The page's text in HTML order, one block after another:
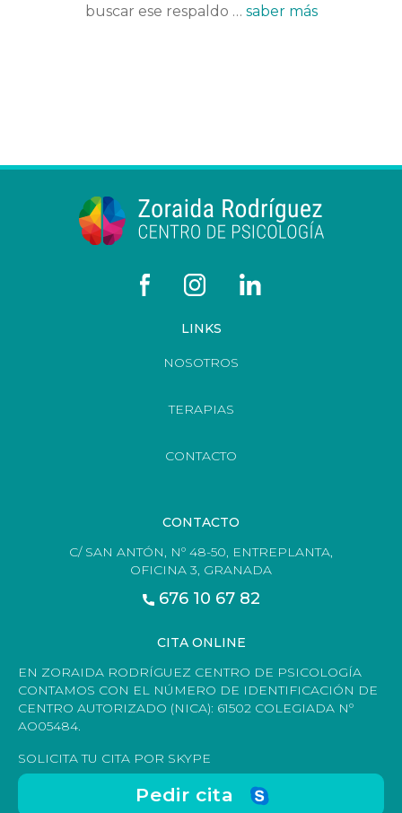
buscar ese respaldo … saber más
LINKS
NOSOTROS
TERAPIAS
CONTACTO
CONTACTO
C/ SAN ANTÓN, Nº 48-50, ENTREPLANTA,
OFICINA 3, GRANADA
676 10 67 82
CITA ONLINE
EN ZORAIDA RODRÍGUEZ CENTRO DE PSICOLOGÍA
CONTAMOS CON EL NÚMERO DE IDENTIFICACIÓN DE
CENTRO AUTORIZADO (NICA): 61502 COLEGIADA Nº
AO05484.
SOLICITA TU CITA POR SKYPE
Pedir cita